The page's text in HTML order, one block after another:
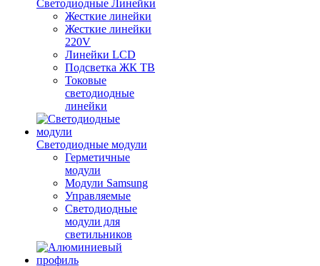
Светодиодные Линейки
Жесткие линейки
Жесткие линейки
220V
Линейки LCD
Подсветка ЖК ТВ
Токовые
светодиодные
линейки
Светодиодные модули
Герметичные
модули
Модули Samsung
Управляемые
Светодиодные
модули для
светильников